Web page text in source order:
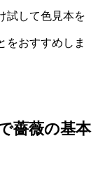
試して色見本を
をおすすめしま
薔薇の基本